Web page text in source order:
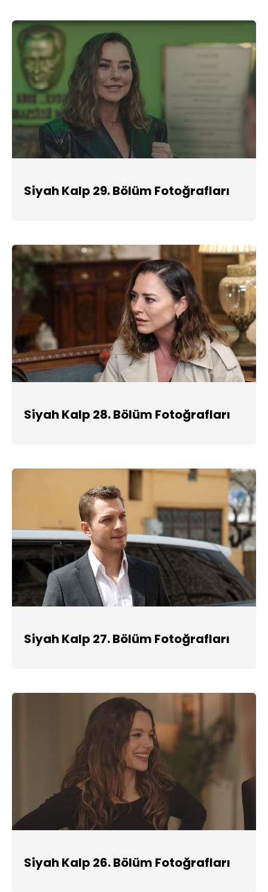
Siyah Kalp 29. Bölüm Fotoğrafları
Siyah Kalp 28. Bölüm Fotoğrafları
Siyah Kalp 27. Bölüm Fotoğrafları
Siyah Kalp 26. Bölüm Fotoğrafları